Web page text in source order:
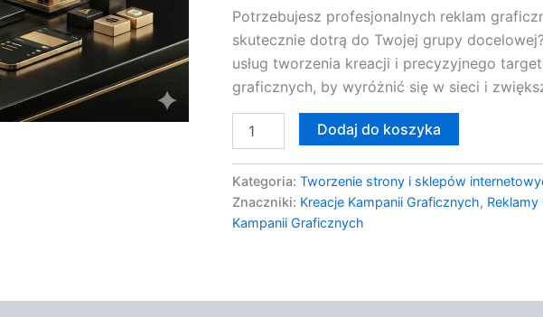
Potrzebujesz profesjonalnych reklam
skutecznie dotrą do Twojej grupy
usług tworzenia kreacji i precyzyjnego
graficznych, by wyróżnić się w sieci i
Dodaj do koszyka
Kategoria: Tworzenie strony i sklepów
Znaczniki: Kreacje Kampanii Graficznych,
Kampanii Graficznych